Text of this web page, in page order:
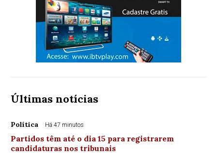
Últimas notícias
Política Há 47 minutos
Partidos têm até o dia 15 para registrarem
candidaturas nos tribunais